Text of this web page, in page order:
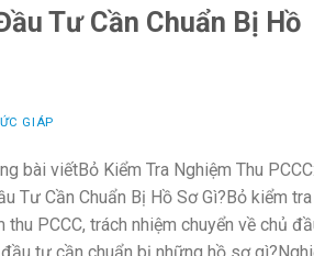
Tư Cần Chuẩn Bị Hồ
GIÁP
bài viếtBỏ Kiểm Tra Nghiệm Thu PCCC:
Tư Cần Chuẩn Bị Hồ Sơ Gì?Bỏ kiểm tra
thu PCCC, trách nhiệm chuyển về chủ
tư cần chuẩn bị những hồ sơ